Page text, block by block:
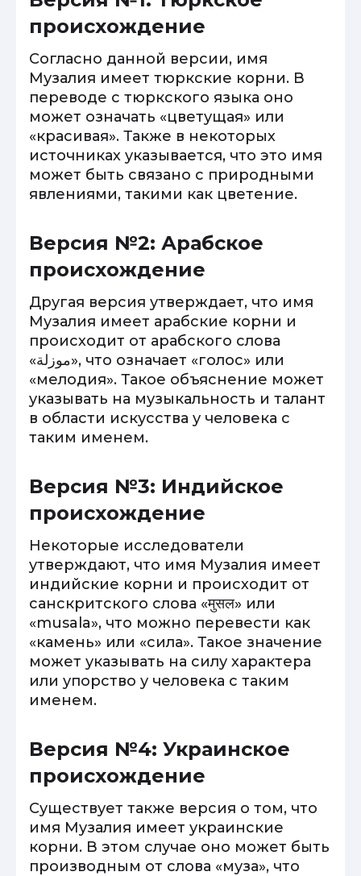
происхождение
Согласно данной версии, имя
Музалия имеет тюркские корни. В
переводе с тюркского языка оно
может означать «цветущая» или
«красивая». Также в некоторых
источниках указывается, что это имя
может быть связано с природными
явлениями, такими как цветение.
Версия №2: Арабское
происхождение
Другая версия утверждает, что имя
Музалия имеет арабские корни и
происходит от арабского слова
«موزلة», что означает «голос» или
«мелодия». Такое объяснение может
указывать на музыкальность и талант
в области искусства у человека с
таким именем.
Версия №3: Индийское
происхождение
Некоторые исследователи
утверждают, что имя Музалия имеет
индийские корни и происходит от
санскритского слова «मुसल» или
«musala», что можно перевести как
«камень» или «сила». Такое значение
может указывать на силу характера
или упорство у человека с таким
именем.
Версия №4: Украинское
происхождение
Существует также версия о том, что
имя Музалия имеет украинские
корни. В этом случае оно может быть
производным от слова «муза», что